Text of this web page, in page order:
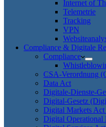
Internet of
Telemetrie
Tracking
VPN
Compliance & Digitale
Compliance
CSA-Verordnung
Data Act
Digitale-Dienste-
Digital-Gesetz
Digital Markets
Digital